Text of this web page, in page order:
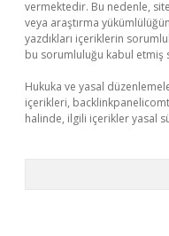
vermektedir. Bu nedenle,
veya araştırma
yazdıkları içeriklerin
bu sorumluluğu kabul etmiş
Hukuka ve yasal
içerikleri,
halinde, ilgili içerikler yasal